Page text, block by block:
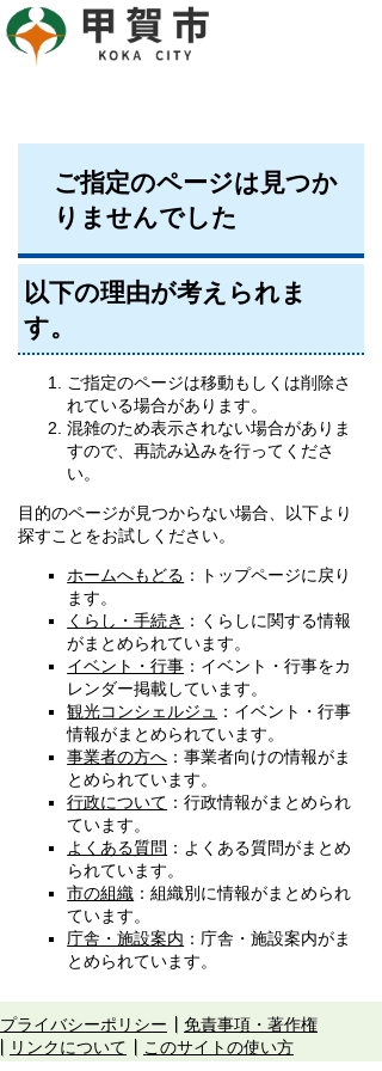
ご指定のページは見つか
りませんでした
以下の理由が考えられま
す。
ご指定のページは移動もしくは削除さ
れている場合があります。
混雑のため表示されない場合がありま
すので、再読み込みを行ってくださ
い。
目的のページが見つからない場合、以下より
探すことをお試しください。
ホームへもどる ：トップページに戻り
ます。
くらし・手続き ：くらしに関する情報
がまとめられています。
イベント・行事 ：イベント・行事をカ
レンダー掲載しています。
観光コンシェルジュ ：イベント・行事
情報がまとめられています。
事業者の方へ ：事業者向けの情報がま
とめられています。
行政について ：行政情報がまとめられ
ています。
よくある質問 ：よくある質問がまとめ
られています。
市の組織 ：組織別に情報がまとめられ
ています。
庁舎・施設案内 ：庁舎・施設案内がま
とめられています。
プライバシーポリシー
免責事項・著作権
リンクについて
このサイトの使い方